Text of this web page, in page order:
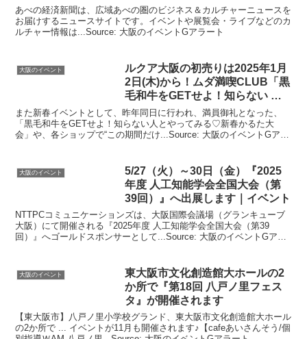
あべの経済新聞は、広域あべの圏のビジネス＆カルチャーニュースを
お届けするニュースサイトです。イベントや展覧会・ライブなどのカ
ルチャー情報は...Source: 大阪のイベントGアラート
大阪のイベント ルクア大阪の初売りは2025年1月
2日(木)から！ムダ満喫CLUB「黒
毛和牛をGETせよ！知らない …
また新春イベントとして、昨年同日に行われ、満員御礼となった、
「黒毛和牛をGETせよ！知らない人とやってみる♡新春かるた大
会」や、各ショップで“この期間だけ...Source: 大阪のイベントGアラ
大阪のイベント
5/27（火）～30日（金）『2025
年度 人工知能学会全国大会（第
39回）』へ出展します｜ イベント
NTTPCコミュニケーションズは、大阪国際会議場（グランキューブ
大阪）にて開催される『2025年度 人工知能学会全国大会（第39
回）』へゴールドスポンサーとして...Source: 大阪のイベントGアラ
大阪のイベント 東大阪市文化創造館大ホールの2
か所で『第18回 八戸ノ里フェス
タ』が開催されます
【東大阪市】八戸ノ里小学校グランド、東大阪市文化創造館大ホール
の2か所で ... イベントが11月も開催されます♪【cafeあいさんそう/個